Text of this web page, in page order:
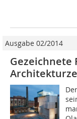
Ausgabe 02/2014
Gezeichnete